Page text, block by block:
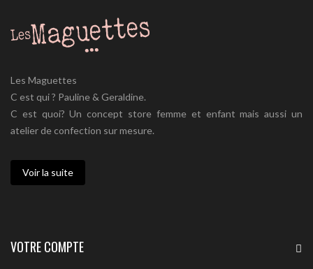
Les Maguettes
C est qui ? Pauline & Geraldine.
C est quoi? Un concept store femme et enfant mais aussi un
atelier de confection sur mesure.
Voir la suite
VOTRE COMPTE